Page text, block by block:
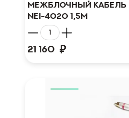
Межблочный кабель
NEI-4020 1,5м
21 160 ₽